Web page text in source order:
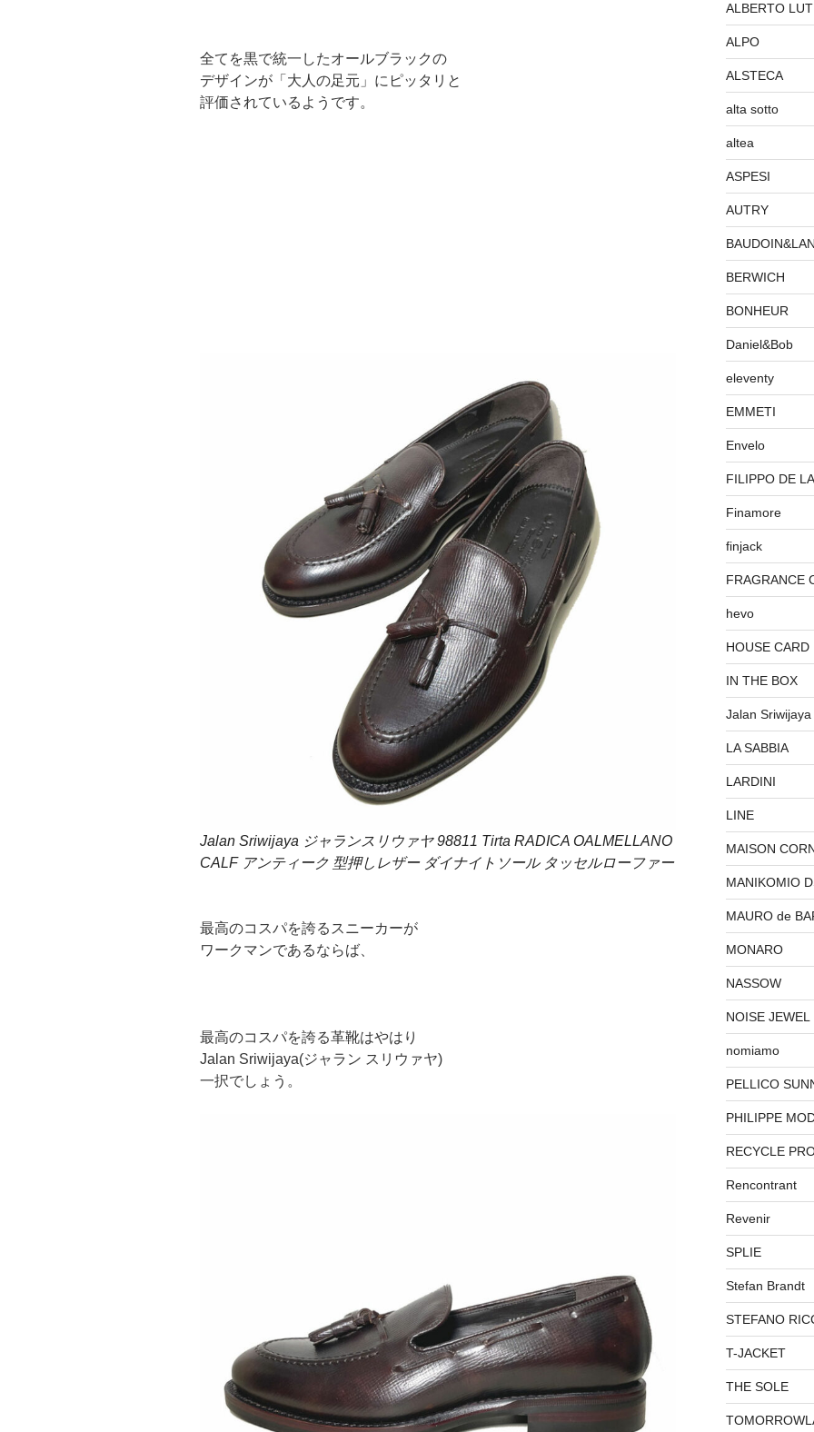
全てを黒で統一したオールブラックの
デザインが「大人の足元」にピッタリと
評価されているようです。
Jalan Sriwijaya ジャランスリウァヤ 98811 Tirta RADICA OALMELLANO
CALF アンティーク 型押しレザー ダイナイトソール タッセルローファー
最高のコスパを誇るスニーカーが
ワークマンであるならば、
最高のコスパを誇る革靴はやはり
Jalan Sriwijaya(ジャラン スリウァヤ)
一択でしょう。
ALBERTO
ALPO
ALSTECA
alta sotto
altea
ASPESI
AUTRY
BERWICH
BONHEUR
Daniel&Bob
eleventy
EMMETI
Envelo
FILIPPO DE
Finamore
finjack
FRAGRANCE
hevo
HOUSE CARD
IN THE BOX
Jalan Sriwijaya
LA SABBIA
LARDINI
LINE
MAISON
MANIKOMIO
MAURO de
MONARO
NASSOW
NOISE JEWEL
nomiamo
PELLICO
PHILIPPE
RECYCLE
Rencontrant
Revenir
SPLIE
Stefan Brandt
STEFANO
T-JACKET
THE SOLE